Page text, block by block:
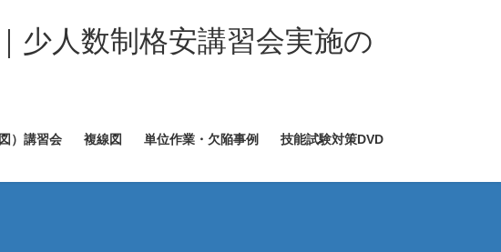
少人数制格安講習会実施の
）講習会 複線図 単位作業・欠陥事例 技能試験対策DVD